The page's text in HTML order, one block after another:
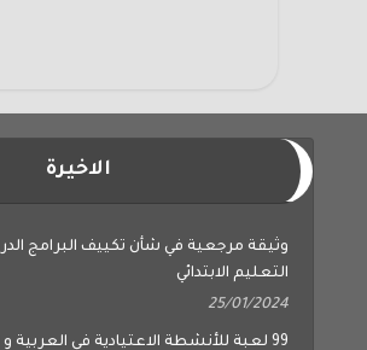
الاخيرة
وثيقة مرجعية في شأن تكييف البرامج
التعليم الابتدائي
25/01/2024
99 لعبة للأنشطة الاعتيادية في العربية